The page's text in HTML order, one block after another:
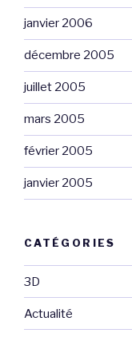
janvier 2006
décembre 2005
juillet 2005
mars 2005
février 2005
janvier 2005
CATÉGORIES
3D
Actualité